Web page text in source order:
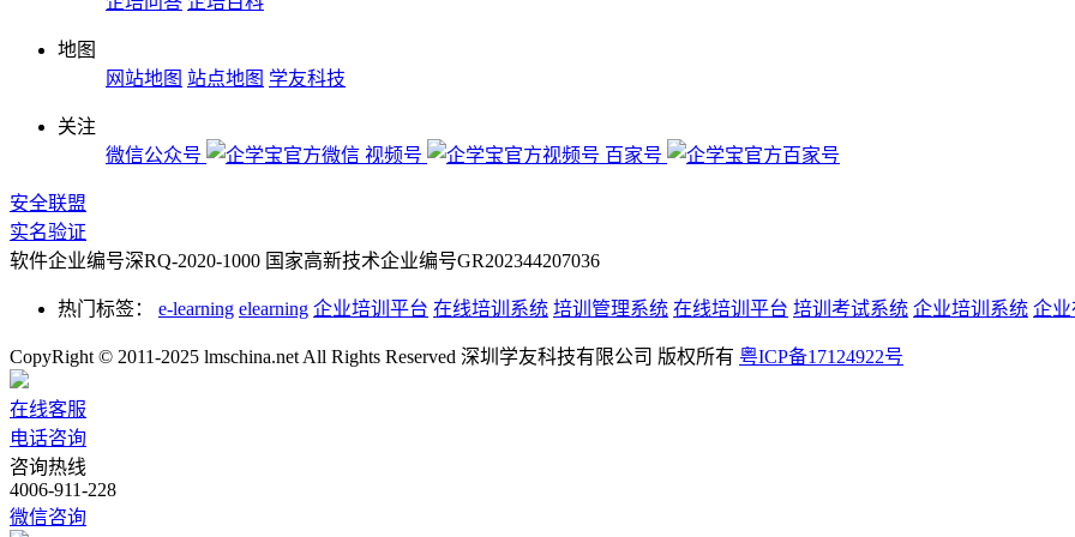
地图
网站地图 站点地图 学友科技
关注
微信公众号
视频号 百家号
安全联盟
实名验证
软件企业编号深RQ-2020-1000 国家高新技术企业编号GR202344207036
热门标签： e-learning elearning 企业培训平台 在线培训系统 培训管理系统 在线培训平台 培训考试系统 企业培训系统 企业
CopyRight © 2011-2025 lmschina.net All Rights Reserved 深圳学友科技有限公司 版权所有 粤ICP备17124922号
在线客服
电话咨询
咨询热线
4006-911-228
微信咨询